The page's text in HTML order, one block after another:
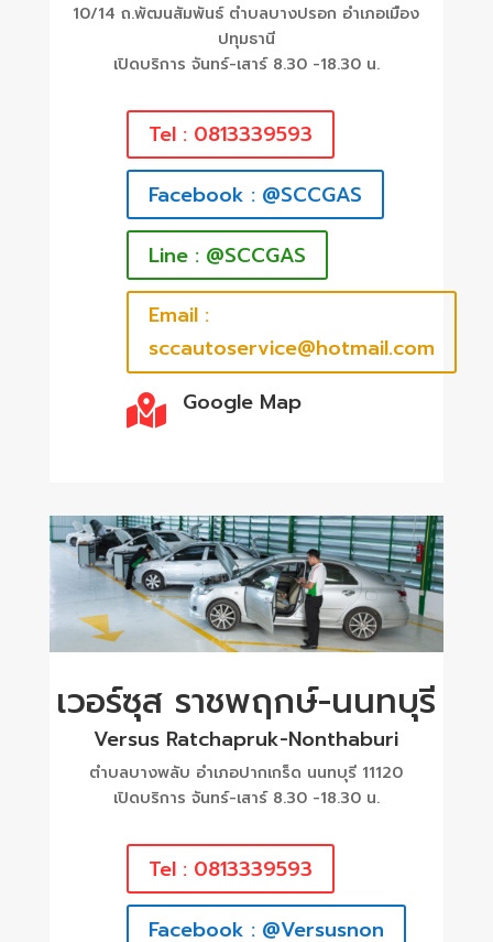
10/14 ถ.พัฒนสัมพันธ์ ตำบลบางปรอก อำเภอเมือง
ปทุมธานี
เปิดบริการ จันทร์-เสาร์ 8.30 -18.30 น.
Tel : 0813339593
Facebook : @SCCGAS
Line : @SCCGAS
Email :
sccautoservice@hotmail.com
 Google Map
เวอร์ซุส ราชพฤกษ์-นนทบุรี
Versus Ratchapruk-Nonthaburi
ตำบลบางพลับ อำเภอปากเกร็ด นนทบุรี 11120
เปิดบริการ จันทร์-เสาร์ 8.30 -18.30 น.
Tel : 0813339593
Facebook : @Versusnon